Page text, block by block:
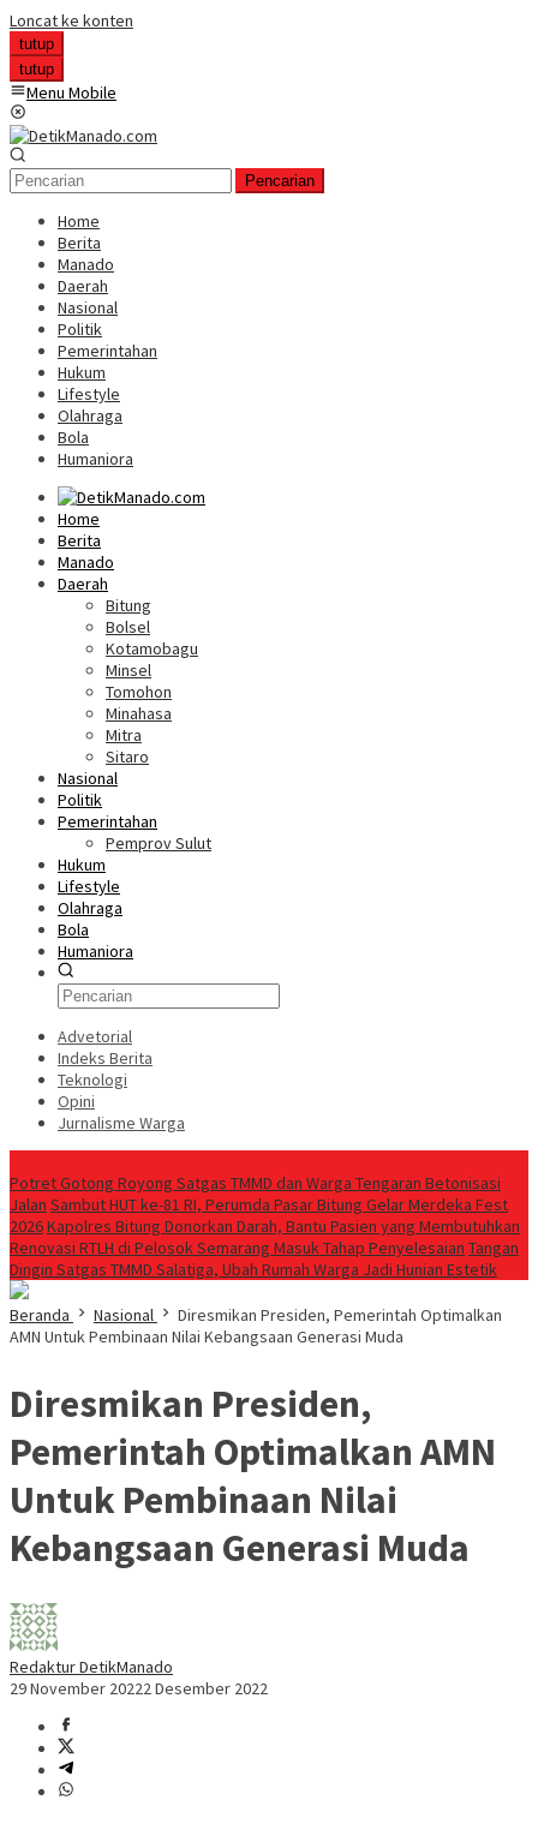
Loncat ke konten
tutup
tutup
Menu Mobile
Pencarian
Home
Berita
Manado
Daerah
Nasional
Politik
Pemerintahan
Hukum
Lifestyle
Olahraga
Bola
Humaniora
Home
Berita
Manado
Daerah
Bitung
Bolsel
Kotamobagu
Minsel
Tomohon
Minahasa
Mitra
Sitaro
Nasional
Politik
Pemerintahan
Pemprov Sulut
Hukum
Lifestyle
Olahraga
Bola
Humaniora
Advetorial
Indeks Berita
Teknologi
Opini
Jurnalisme Warga
Potret Gotong Royong Satgas TMMD dan Warga Tengaran Betonisasi
Jalan Sambut HUT ke-81 RI, Perumda Pasar Bitung Gelar Merdeka Fest
2026Kapolres Bitung Donorkan Darah, Bantu Pasien yang Membutuhkan
Renovasi RTLH di Pelosok Semarang Masuk Tahap Penyelesaian Tangan
Dingin Satgas TMMD Salatiga, Ubah Rumah Warga Jadi Hunian Estetik
Beranda Nasional
Diresmikan Presiden, Pemerintah Optimalkan
AMN Untuk Pembinaan Nilai Kebangsaan Generasi Muda
Diresmikan Presiden,
Pemerintah Optimalkan AMN
Untuk Pembinaan Nilai
Kebangsaan Generasi Muda
Redaktur DetikManado
29 November 20222 Desember 2022